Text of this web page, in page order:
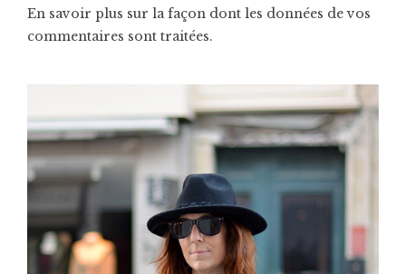
En savoir plus sur la façon dont les données de vos
commentaires sont traitées.